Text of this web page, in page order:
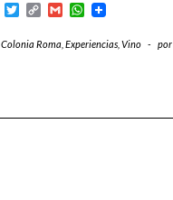
Facebook
TwitterCopyGmailWhatsApp
Colonia Roma Experiencias Vino - por